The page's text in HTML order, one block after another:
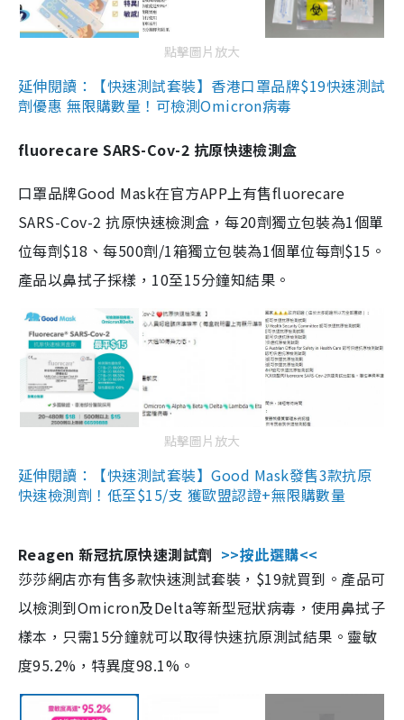
點擊圖片放大
延伸閱讀：【快速測試套裝】香港口罩品牌$19快速測試
劑優惠 無限購數量！可檢測Omicron病毒
fluorecare SARS-Cov-2 抗原快速檢測盒
口罩品牌Good Mask在官方APP上有售fluorecare
SARS-Cov-2 抗原快速檢測盒，每20劑獨立包裝為1個單
位每劑$18、每500劑/1箱獨立包裝為1個單位每劑$15。
產品以鼻拭子採樣，10至15分鐘知結果。
點擊圖片放大
延伸閱讀：【快速測試套裝】Good Mask發售3款抗原
快速檢測劑！低至$15/支 獲歐盟認證+無限購數量
Reagen 新冠抗原快速測試劑 >>按此選購<<
莎莎網店亦有售多款快速測試套裝，$19就買到。產品可
以檢測到Omicron及Delta等新型冠狀病毒，使用鼻拭子
樣本，只需15分鐘就可以取得快速抗原測試結果。靈敏
度95.2%，特異度98.1%。